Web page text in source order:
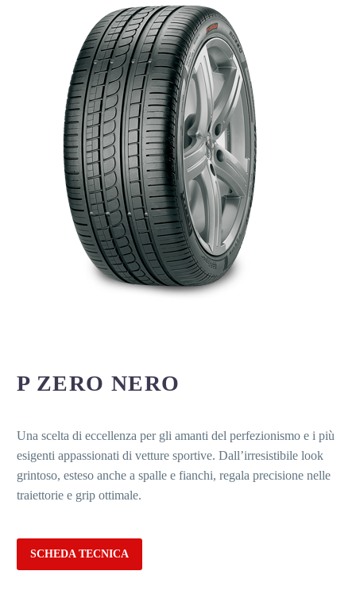
P ZERO NERO
Una scelta di eccellenza per gli amanti del perfezionismo e i più
esigenti appassionati di vetture sportive. Dall’irresistibile look
grintoso, esteso anche a spalle e fianchi, regala precisione nelle
traiettorie e grip ottimale.
SCHEDA TECNICA